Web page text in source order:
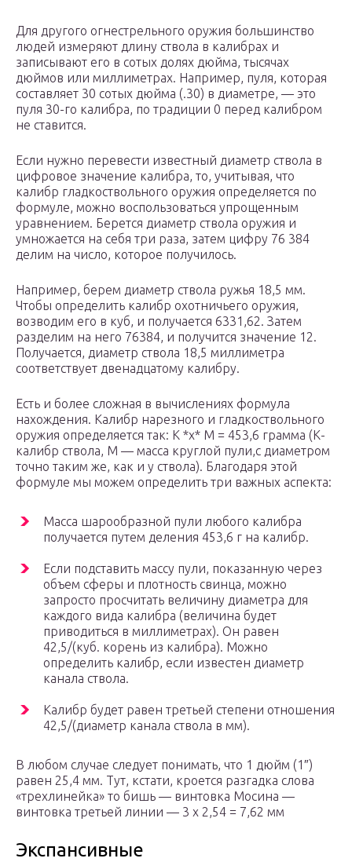
Для другого огнестрельного оружия большинство
людей измеряют длину ствола в калибрах и
записывают его в сотых долях дюйма, тысячах
дюймов или миллиметрах. Например, пуля, которая
составляет 30 сотых дюйма (.30) в диаметре, — это
пуля 30-го калибра, по традиции 0 перед калибром
не ставится.
Если нужно перевести известный диаметр ствола в
цифровое значение калибра, то, учитывая, что
калибр гладкоствольного оружия определяется по
формуле, можно воспользоваться упрощенным
уравнением. Берется диаметр ствола оружия и
умножается на себя три раза, затем цифру 76 384
делим на число, которое получилось.
Например, берем диаметр ствола ружья 18,5 мм.
Чтобы определить калибр охотничьего оружия,
возводим его в куб, и получается 6331,62. Затем
разделим на него 76384, и получится значение 12.
Получается, диаметр ствола 18,5 миллиметра
соответствует двенадцатому калибру.
Есть и более сложная в вычислениях формула
нахождения. Калибр нарезного и гладкоствольного
оружия определяется так: К *х* М = 453,6 грамма (К-
калибр ствола, М — масса круглой пули,с диаметром
точно таким же, как и у ствола). Благодаря этой
формуле мы можем определить три важных аспекта:
Масса шарообразной пули любого калибра
получается путем деления 453,6 г на калибр.
Если подставить массу пули, показанную через
объем сферы и плотность свинца, можно
запросто просчитать величину диаметра для
каждого вида калибра (величина будет
приводиться в миллиметрах). Он равен
42,5/(куб. корень из калибра). Можно
определить калибр, если известен диаметр
канала ствола.
Калибр будет равен третьей степени отношения
42,5/(диаметр канала ствола в мм).
В любом случае следует понимать, что 1 дюйм (1″)
равен 25,4 мм. Тут, кстати, кроется разгадка слова
«трехлинейка» то бишь — винтовка Мосина —
винтовка третьей линии — 3 х 2,54 = 7,62 мм
Экспансивные